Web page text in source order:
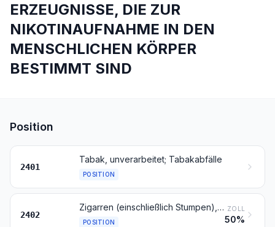
ERZEUGNISSE, DIE ZUR
NIKOTINAUFNAHME IN DEN
MENSCHLICHEN KÖRPER
BESTIMMT SIND
Position
2401
Tabak, unverarbeitet; Tabakabfälle
POSITION
2402
Zigarren (einschließlich Stumpen), Zigarillos und Zigaretten, aus Tabak oder Tabakersatzstoffen
POSITION
ZOLL
50%